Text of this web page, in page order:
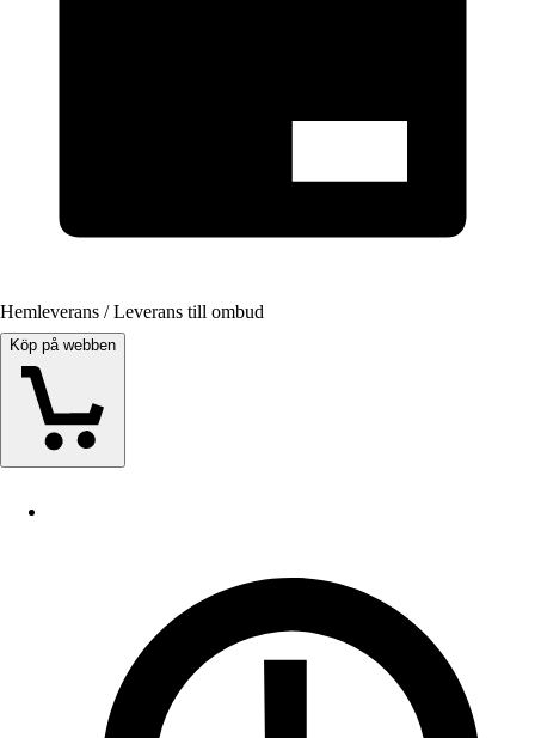
Hemleverans / Leverans till ombud
Köp på webben